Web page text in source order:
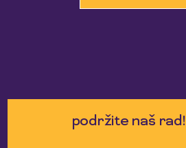
podržite naš rad!